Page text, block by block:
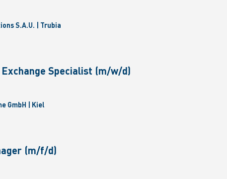
S.A.U. | Trubia
Specialist (m/w/d)
GmbH | Kiel
(m/f/d)